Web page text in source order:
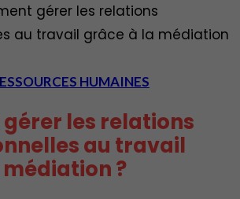
gérer les relations
au travail grâce à la médiation
HUMAINES
les relations
au travail
?